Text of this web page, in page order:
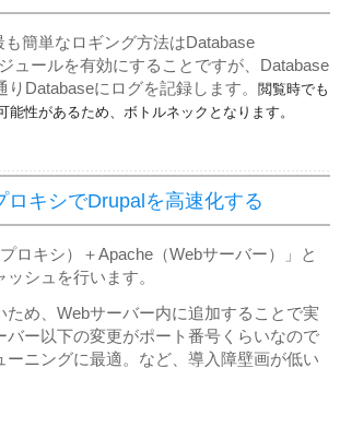
も簡単なロギング方法はDatabase
ュールを有効にすることですが、Database
りDatabaseにログを記録します。 閲覧時でも
能性があるため、ボトルネックとなります。
ロキシでDrupalを高速化する
ロキシ）＋Apache（Webサーバー）」と
シュを行います。
ため、Webサーバー内に追加することで実
バー以下の変更がポート番号くらいなので
ーニングに最適。など、導入障壁画が低い